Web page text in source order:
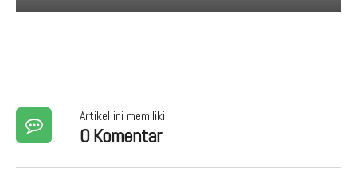
Artikel ini memiliki
0 Komentar